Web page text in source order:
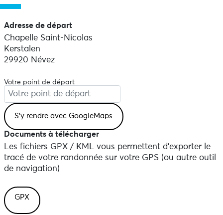
Adresse de départ
Chapelle Saint-Nicolas
Kerstalen
29920 Névez
Votre point de départ
Documents à télécharger
Les fichiers GPX / KML vous permettent d'exporter le
tracé de votre randonnée sur votre GPS (ou autre outil
de navigation)
GPX